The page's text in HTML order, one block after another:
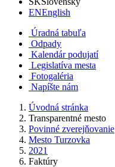
ENEnglish
Úradná tabuľa
Odpady
Kalendár podujatí
Legislatíva mesta
Fotogaléria
Napíšte nám
Úvodná stránka
Transparentné mesto
Povinné zverejňovanie
Mesto Turzovka
2021
Faktúry